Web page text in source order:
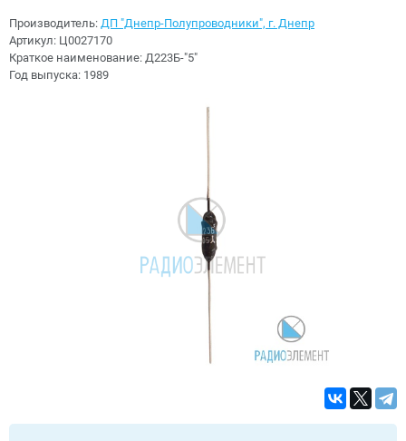
Производитель: ДП "Днепр-Полупроводники", г. Днепр
Артикул: Ц0027170
Краткое наименование: Д223Б-"5"
Год выпуска: 1989